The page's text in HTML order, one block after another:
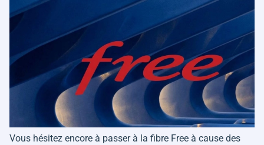
Vous hésitez encore à passer à la fibre Free à cause des